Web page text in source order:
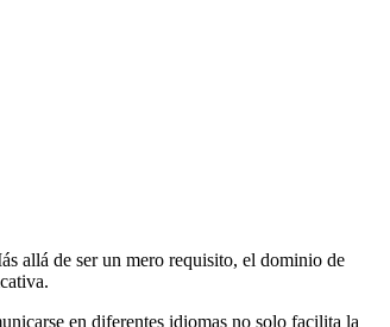
allá de ser un mero requisito, el dominio de
en diferentes idiomas no solo facilita la